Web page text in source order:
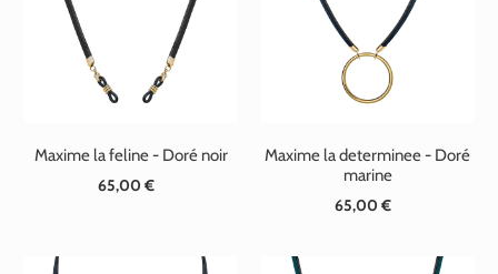
Maxime la feline - Doré noir
Prix
65,00 €
Maxime la determinee - Doré
marine
Prix
65,00 €